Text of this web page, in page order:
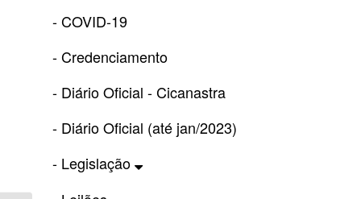
- COVID-19
- Credenciamento
- Diário Oficial - Cicanastra
- Diário Oficial (até jan/2023)
- Legislação